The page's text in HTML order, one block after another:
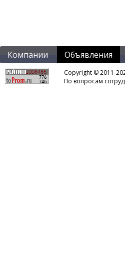
Компании Объявления
Copyright © 2011-
По вопросам